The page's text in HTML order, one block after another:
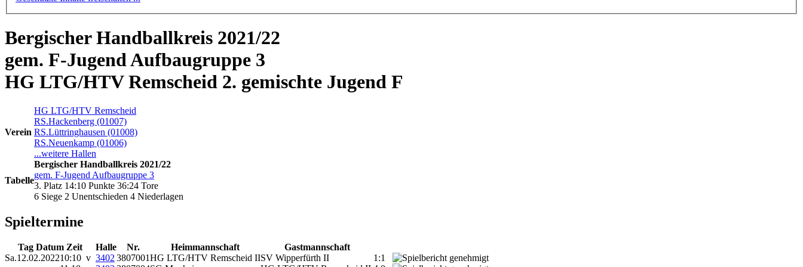
Bergischer Handballkreis 2021/22
gem. F-Jugend Aufbaugruppe 3
HG LTG/HTV Remscheid 2. gemischte Jugend F
Verein
HG LTG/HTV Remscheid
RS.Hackenberg (01007)
RS.Lüttringhausen (01008)
RS.Neuenkamp (01006)
...weitere Hallen
Tabelle
Bergischer Handballkreis 2021/22
gem. F-Jugend Aufbaugruppe 3
3. Platz 14:10 Punkte 36:24 Tore
6 Siege 2 Unentschieden 4 Niederlagen
Spieltermine
Tag Datum Zeit Halle Nr. Heimmannschaft
Gastmannschaft
Sa.12.02.202210:10 v 3402 3807001HG LTG/HTV Remscheid IISV Wipperfürth II
1:1